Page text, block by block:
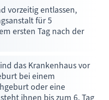
vorzeitig entlassen,
für 5
ersten Tag nach der
das Krankenhaus vor
bei einem
oder eine
ihnen bis zum 6. Tag